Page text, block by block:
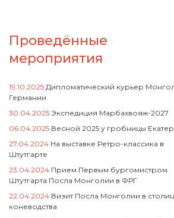
Проведённые
мероприятия
19.10.2025 Дипломатический курьер
Германии
30.04.2025 Экспедиция Марбахвояж-2027
06.04.2025 Весной 2025 у гробницы
27.04.2024 На выставке Ретро-классика в
Штутгарте
23.04.2024 Прием Первым бургомистром
Штутгарта Посла Монголии в ФРГ
22.04.2024 Визит Посла Монголии в
коневодства